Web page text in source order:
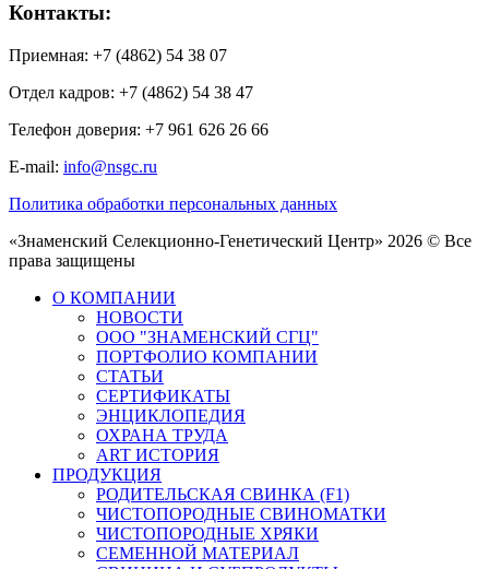
Контакты:
Приемная: +7 (4862) 54 38 07
Отдел кадров: +7 (4862) 54 38 47
Телефон доверия: +7 961 626 26 66
E-mail: info@nsgc.ru
Политика обработки персональных данных
«Знаменский Селекционно-Генетический Центр» 2026 © Все
права защищены
О КОМПАНИИ
НОВОСТИ
ООО "ЗНАМЕНСКИЙ СГЦ"
ПОРТФОЛИО КОМПАНИИ
СТАТЬИ
СЕРТИФИКАТЫ
ЭНЦИКЛОПЕДИЯ
ОХРАНА ТРУДА
ART ИСТОРИЯ
ПРОДУКЦИЯ
РОДИТЕЛЬСКАЯ СВИНКА (F1)
ЧИСТОПОРОДНЫЕ СВИНОМАТКИ
ЧИСТОПОРОДНЫЕ ХРЯКИ
СЕМЕННОЙ МАТЕРИАЛ